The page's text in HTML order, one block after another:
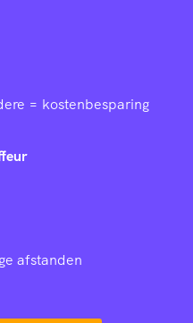
= kostenbesparing
afstanden